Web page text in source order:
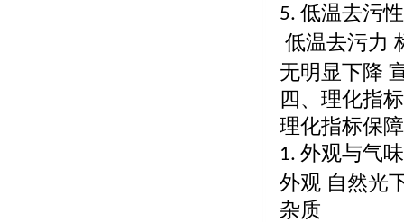
5. 低温去污
低温去污力
无明显下降
四、理化指
理化指标保
1. 外观与气
外观 自然光
杂质